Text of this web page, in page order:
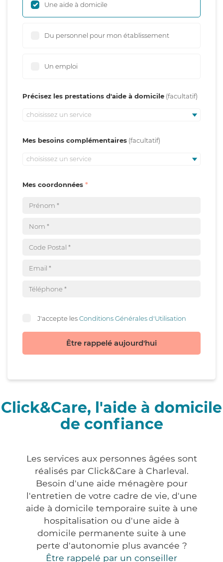
Une aide à domicile
Du personnel pour mon établissement
Un emploi
Précisez les prestations d'aide à domicile
choisissez un service
Mes besoins complémentaires
choisissez un service
Mes coordonnées
J'accepte lesConditions Générales d'Utilisation
Être rappelé aujourd'hui
Click&Care, l'aide à domicile
de confiance
Les services aux personnes âgées sont
réalisés par Click&Care à Charleval.
Besoin d'une aide ménagère pour
l'entretien de votre cadre de vie, d'une
aide à domicile temporaire suite à une
hospitalisation ou d'une aide à
domicile permanente suite à une
perte d'autonomie plus avancée ?
Être rappelé par un conseiller